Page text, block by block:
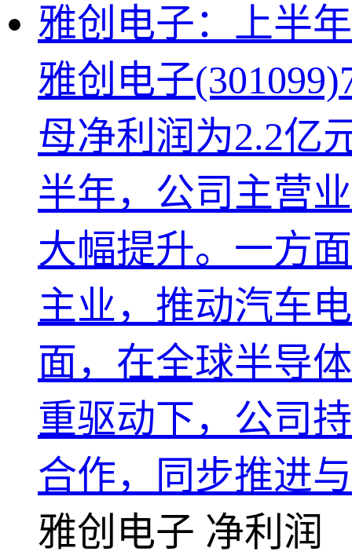
雅创电子：上半
雅创电子
母净利润为2.2亿
半年，公司主营
大幅提升。一方
主业，推动汽车
面，在全球半导
重驱动下，公司
合作，同步推进
雅创电子 净利润